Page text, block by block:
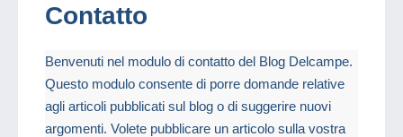
Contatto
Benvenuti nel modulo di contatto del Blog Delcampe.
Questo modulo consente di porre domande relative
agli articoli pubblicati sul blog o di suggerire nuovi
argomenti. Volete pubblicare un articolo sulla vostra